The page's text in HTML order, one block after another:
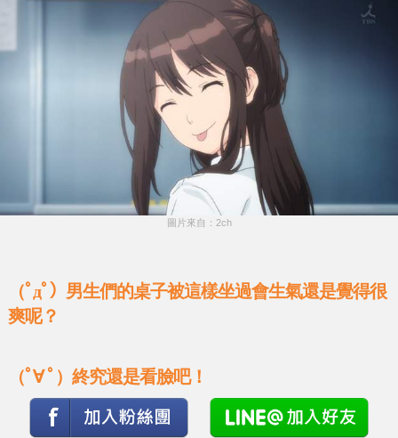
圖片來自：2ch
（ﾟдﾟ）男生們的桌子被這樣坐過會生氣還是覺得很
爽呢？
（ﾟ∀ ﾟ）終究還是看臉吧！